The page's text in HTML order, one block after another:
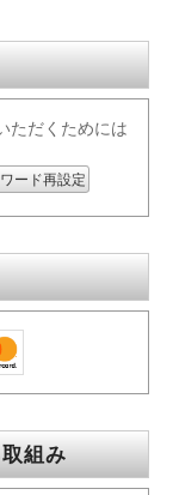
ただくためには
ード再設定
組み